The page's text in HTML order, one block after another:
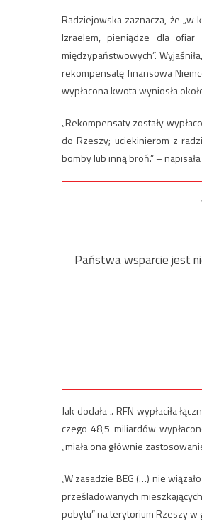
Radziejowska zaznacza, że
Izraelem, pieniądze dla
międzypaństwowych”.
rekompensatę finansowa
wypłacona kwota wyniosła
„Rekompensaty zostały
do Rzeszy; uciekinierom z
bomby lub inną broń.” –
Państwa wsparcie jest
Jak dodała „ RFN wypłaciła
czego 48,5 miliardów
„miała ona głównie
„W zasadzie BEG (…) nie
prześladowanych
pobytu” na terytorium Rzeszy w